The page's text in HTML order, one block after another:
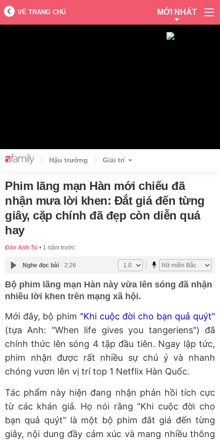
VỀ TRANG CHỦ MỚI NHẤT
Hậu trường Giải trí
Phim lãng mạn Hàn mới chiếu đã
nhận mưa lời khen: Đắt giá đến từng
giây, cặp chính đã đẹp còn diễn quá
hay
Đào Anh Tú 1 năm trước
Nghe đọc bài 2:26
Bộ phim lãng mạn Hàn này vừa lên sóng đã nhận
nhiều lời khen trên mạng xã hội.
Mới đây, bộ phim "Khi cuộc đời cho bạn quả quýt"
(tựa Anh: "When life gives you tangeriens") đã
chính thức lên sóng 4 tập đầu tiên. Ngay lập tức,
phim nhận được rất nhiều sự chú ý và nhanh
chóng vươn lên vị trí top 1 Netflix Hàn Quốc.
Tác phẩm này hiện đang nhận phản hồi tích cực
từ các khán giả. Họ nói rằng "Khi cuộc đời cho
bạn quả quýt" là một bộ phim đắt giá đến từng
giây, nội dung đầy cảm xúc và mang nhiều thông